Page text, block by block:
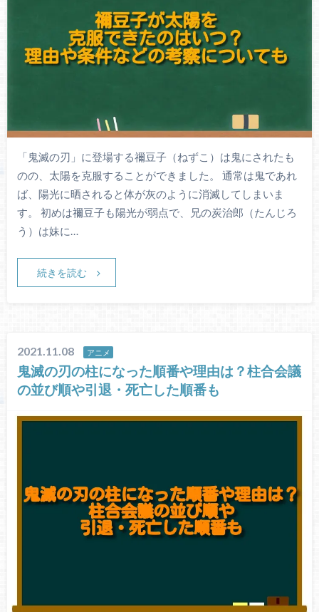
「鬼滅の刃」に登場する禰豆子（ねずこ）は鬼にされたも
のの、太陽を克服することができました。 通常は鬼であれ
ば、陽光に晒されると体が灰のように消滅してしまいま
す。 初めは禰豆子も陽光が弱点で、兄の炭治郎（たんじろ
う）は妹に…
続きを読む
2021.11.08 アニメ
鬼滅の刃の柱になった順番や理由は？柱合会議
の並び順や引退・死亡した順番も